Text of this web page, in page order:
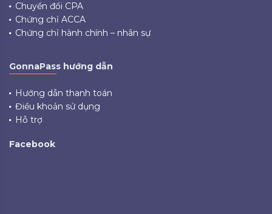
Chuyển đổi CPA
Chứng chỉ ACCA
Chứng chỉ hành chính – nhân sự
GonnaPass hướng dẫn
Hướng dẫn thanh toán
Điều khoản sử dụng
Hỗ trợ
Facebook